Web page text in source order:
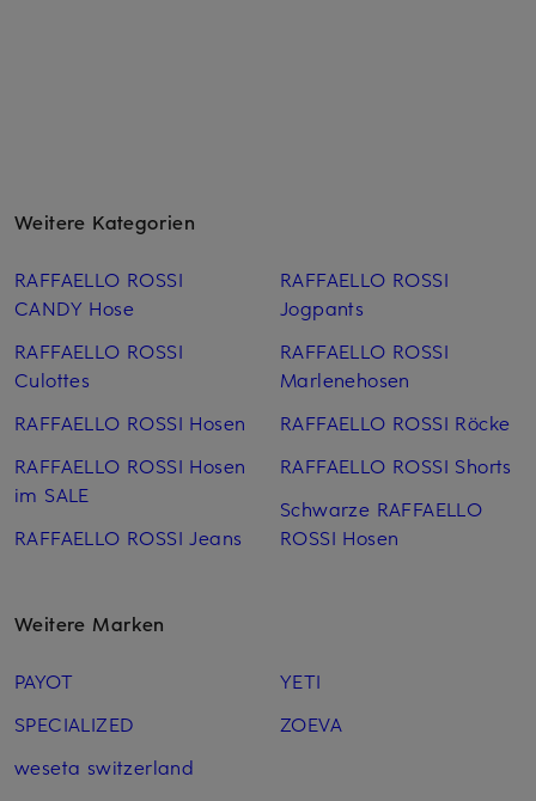
Weitere Kategorien
RAFFAELLO ROSSI
CANDY Hose
RAFFAELLO ROSSI
Culottes
RAFFAELLO ROSSI Hosen
RAFFAELLO ROSSI Hosen
im SALE
RAFFAELLO ROSSI Jeans
RAFFAELLO ROSSI
Jogpants
RAFFAELLO ROSSI
Marlenehosen
RAFFAELLO ROSSI Röcke
RAFFAELLO ROSSI Shorts
Schwarze RAFFAELLO
ROSSI Hosen
Weitere Marken
PAYOT
SPECIALIZED
weseta switzerland
YETI
ZOEVA